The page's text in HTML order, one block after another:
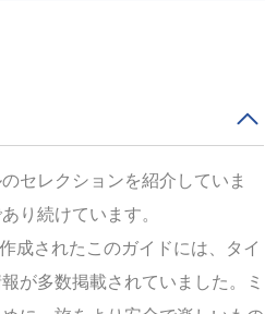
セレクションを紹介していま
り続けています。
成されたこのガイドには、タイ
が多数掲載されていました。ミ